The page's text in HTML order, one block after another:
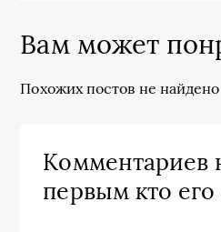
Вам может
Похожих постов не найдено
Комментариев
первым кто его